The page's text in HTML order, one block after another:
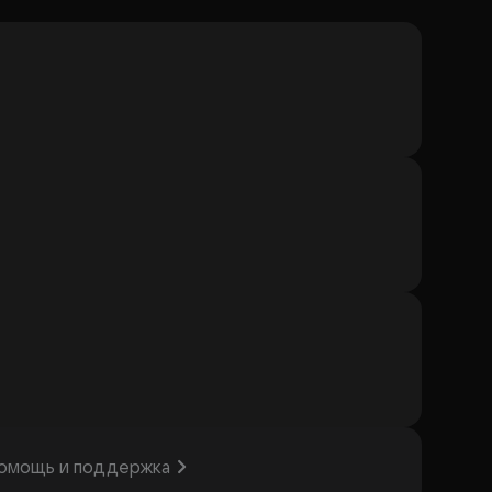
и поддержка